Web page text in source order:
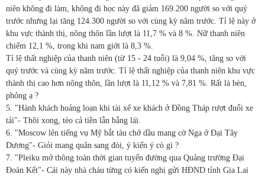
niên không đi làm, không đi học này đã giảm 169.200 người so với quý
trước nhưng lại tăng 124.300 người so với cùng kỳ năm trước. Tỉ lệ này ở
khu vực thành thị, nông thôn lần lượt là 11,7 % và 8 %. Nữ thanh niên
chiếm 12,1 %, trong khi nam giới là 8,3 %.
Tỉ lệ thất nghiệp của thanh niên (từ 15 - 24 tuổi) là 9,04 %, tăng so với
quý trước và cùng kỳ năm trước. Tỉ lệ thất nghiệp của thanh niên khu vực
thành thị cao hơn nông thôn, lần lượt là 11,12 % và 7,81 %. Rất là bèn,
phỏng ạ ?
5. "Hành khách hoảng loạn khi tài xế xe khách ở Đồng Tháp rượt đuổi xe
tải"- Thôi xong, tèo cả tiền lẫn bằng lái.
6. "Moscow lên tiếng vụ Mỹ bắt tàu chở dầu mang cờ Nga ở Đại Tây
Dương"- Giỏi mang quân sang đòi, ý kiến ý cò gì ?
7. "Pleiku mở thông toàn thời gian tuyến đường qua Quảng trường Đại
Đoàn Kết"- Cái này nhà cháu từng có kiến nghị gửi HĐND tỉnh Gia Lai